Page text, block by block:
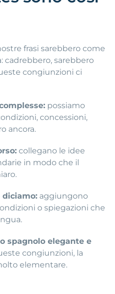
frasi sarebbero come
cadrebbero, sarebbero
congiunzioni ci
possiamo
concessioni,
ancora.
collegano le idee
in modo che il
diciamo: aggiungono
o spiegazioni che
spagnolo elegante e
congiunzioni, la
elementare.